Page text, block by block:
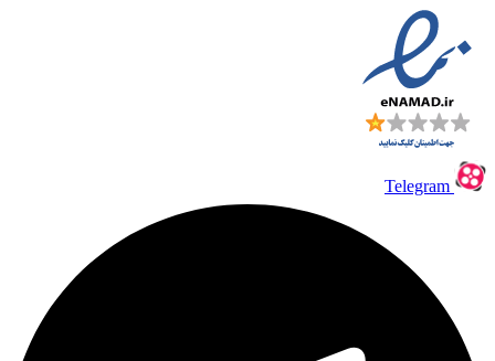
Telegram